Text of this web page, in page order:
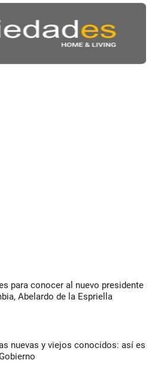
para conocer al nuevo presidente
Abelardo de la Espriella
nuevas y viejos conocidos: así es